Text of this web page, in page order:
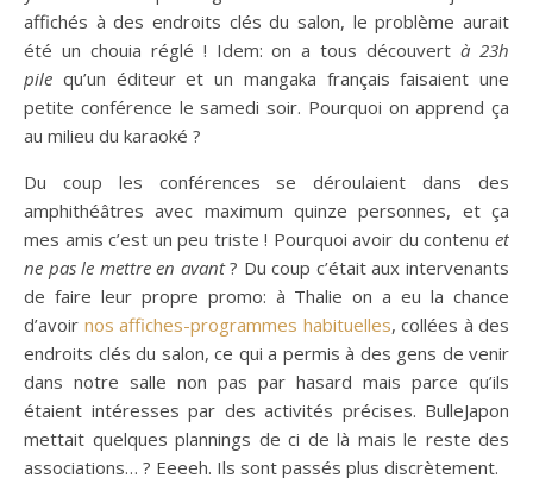
affichés à des endroits clés du salon, le problème aurait
été un chouia réglé ! Idem: on a tous découvertà 23h
pile qu’un éditeur et un mangaka français faisaient une
petite conférence le samedi soir. Pourquoi on apprend ça
au milieu du karaoké ?
Du coup les conférences se déroulaient dans des
amphithéâtres avec maximum quinze personnes, et ça
mes amis c’est un peu triste ! Pourquoi avoir du contenu et
ne pas le mettre en avant? Du coup c’était aux intervenants
de faire leur propre promo: à Thalie on a eu la chance
d’avoir nos affiches-programmes habituelles, collées à des
endroits clés du salon, ce qui a permis à des gens de venir
dans notre salle non pas par hasard mais parce qu’ils
étaient intéresses par des activités précises. BulleJapon
mettait quelques plannings de ci de là mais le reste des
associations… ? Eeeeh. Ils sont passés plus discrètement.